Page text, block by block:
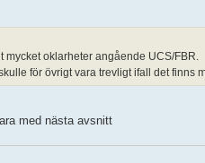
mycket oklarheter angående UCS/FBR.
för övrigt vara trevligt ifall det finns
med nästa avsnitt